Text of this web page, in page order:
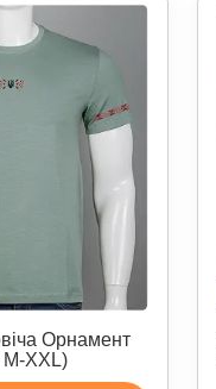
Орнамент
XXL)